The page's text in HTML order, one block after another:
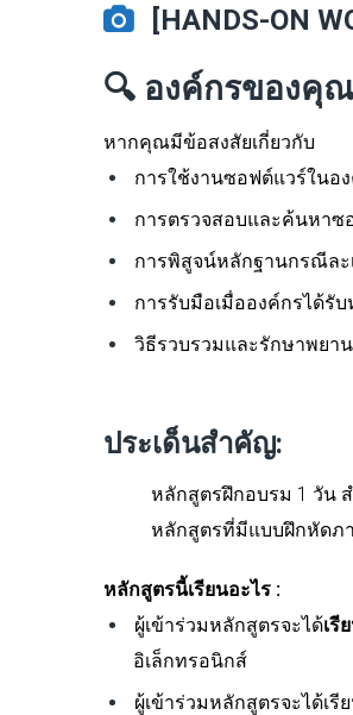
[HANDS-ON
🔍 องค์กรของคุ
หากคุณมีข้อสงสัยเกี่ยวกับ
การใช้งานซอฟต์แวร์ในอ
การตรวจสอบและค้นหาซ
การพิสูจน์หลักฐานกรณีล
การรับมือเมื่อองค์กรได้รั
วิธีรวบรวมและรักษาพยา
ประเด็นสำคัญ:
หลักสูตรฝึกอบรม 1 วัน
หลักสูตรที่มีแบบฝึกหัดภา
หลักสูตรนี้เรียนอะไร :
ผู้เข้าร่วมหลักสูตรจะได้เรี
อิเล็กทรอนิกส์
ผู้เข้าร่วมหลักสูตรจะได้เ